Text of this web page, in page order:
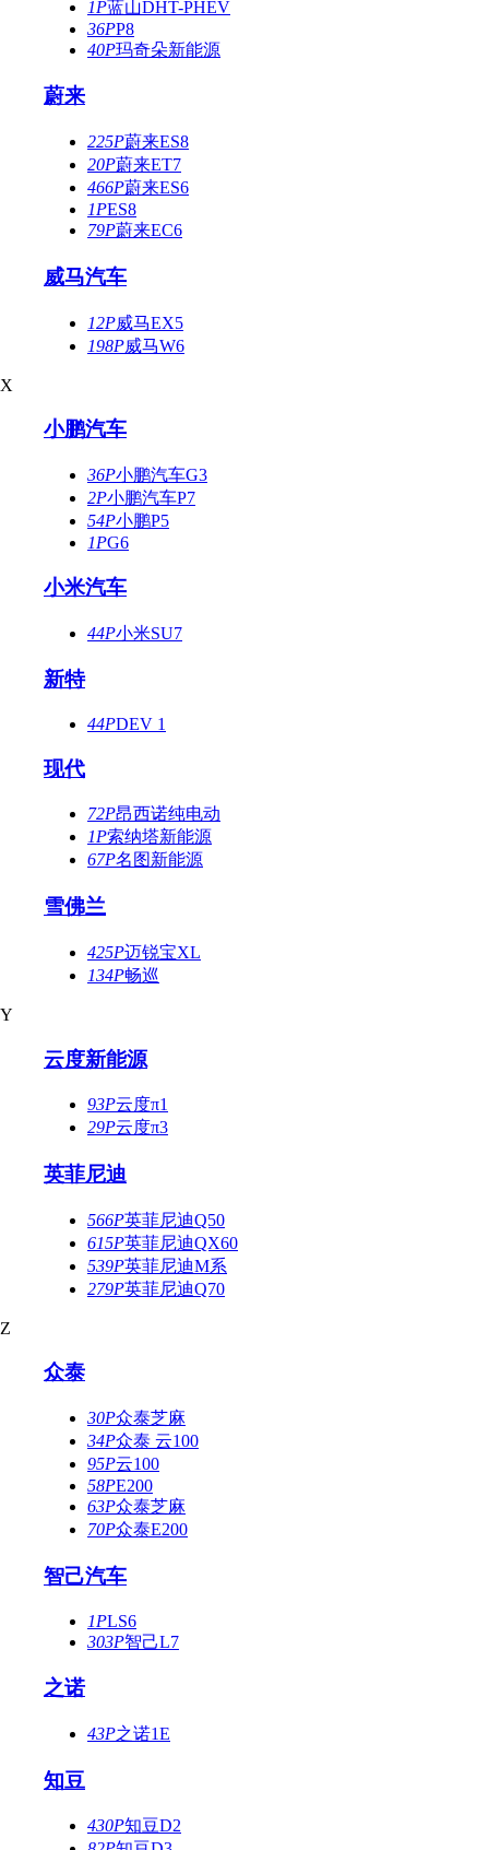
1P蓝山DHT-PHEV
36PP8
40P玛奇朵新能源
蔚来
225P蔚来ES8
20P蔚来ET7
466P蔚来ES6
1PES8
79P蔚来EC6
威马汽车
12P威马EX5
198P威马W6
X
小鹏汽车
36P小鹏汽车G3
2P小鹏汽车P7
54P小鹏P5
1PG6
小米汽车
44P小米SU7
新特
44PDEV 1
现代
72P昂西诺纯电动
1P索纳塔新能源
67P名图新能源
雪佛兰
425P迈锐宝XL
134P畅巡
Y
云度新能源
93P云度π1
29P云度π3
英菲尼迪
566P英菲尼迪Q50
615P英菲尼迪QX60
539P英菲尼迪M系
279P英菲尼迪Q70
Z
众泰
30P众泰芝麻
34P众泰 云100
95P云100
58PE200
63P众泰芝麻
70P众泰E200
智己汽车
1PLS6
303P智己L7
之诺
43P之诺1E
知豆
430P知豆D2